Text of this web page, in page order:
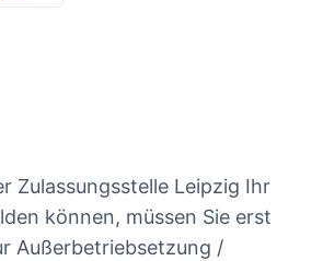
Zulassungsstelle Leipzig Ihr
können, müssen Sie erst
Außerbetriebsetzung /